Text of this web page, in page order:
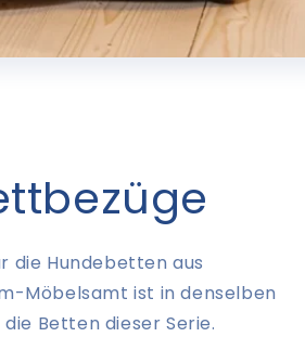
die Hundebetten aus
Möbelsamt ist in denselben
Betten dieser Serie.